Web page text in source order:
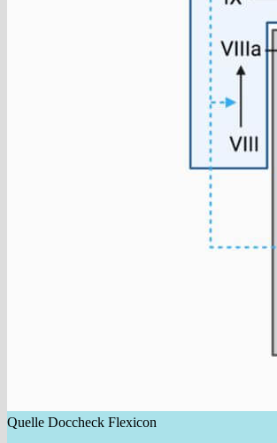
Quelle Doccheck Flexicon